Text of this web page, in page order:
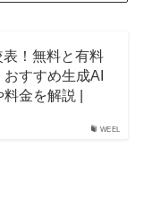
WEEL
！無料と有料
すすめ生成AI
金を解説 |